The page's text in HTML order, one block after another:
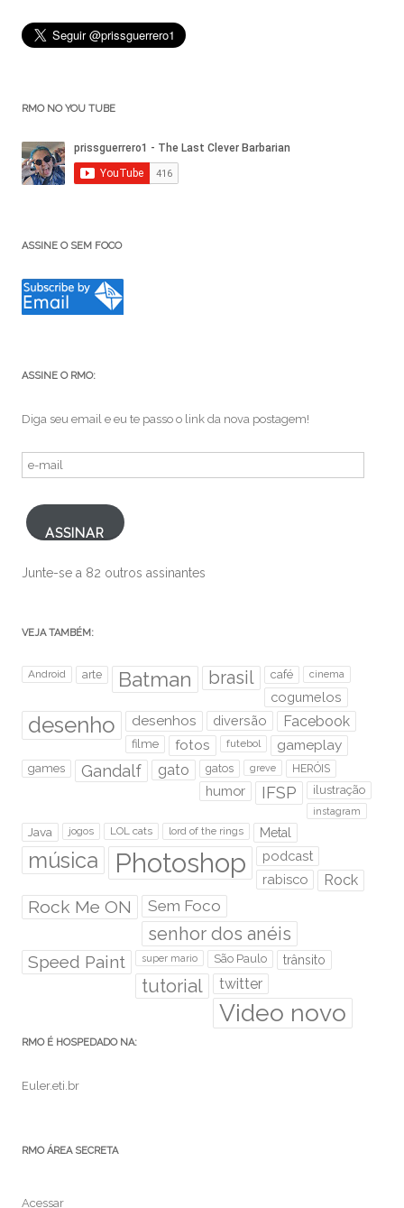
RMO NO YOU TUBE
ASSINE O SEM FOCO
ASSINE O RMO:
Diga seu email e eu te passo o link da nova postagem!
e-
ASSINAR
Junte-se a 82 outros assinantes
VEJA TAMBÉM:
Android arte Batman brasil café cinema
cogumelos
desenho desenhos diversão Facebook
filme fotos futebol gameplay
games Gandalf gato gatos greve HERÓIS
humor IFSP ilustração
instagram
Java jogos LOL cats lord of the rings Metal
música Photoshop
podcast
rabisco
Rock
Rock Me ON Sem Foco
senhor dos anéis
Speed Paint super mario São Paulo trânsito
tutorial twitter
Video novo
RMO É HOSPEDADO NA:
Euler.eti.br
RMO ÁREA SECRETA
Acessar